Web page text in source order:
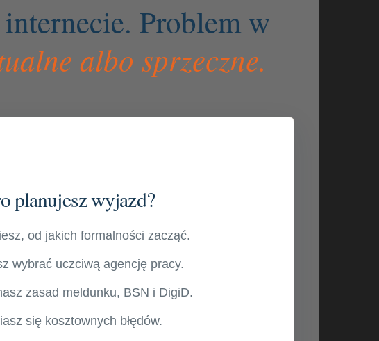
Problem w
albo sprzeczne.
planujesz wyjazd?
od jakich formalności zacząć.
wybrać uczciwą agencję pracy.
zasad meldunku, BSN i DigiD.
się kosztownych błędów.